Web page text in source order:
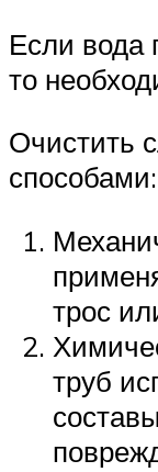
Если вода
то
Очистить
способами:
трос
труб